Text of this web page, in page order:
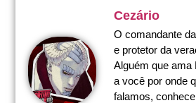
Cezário
O comandante
e protetor da
Alguém que ama
a você por onde
falamos,